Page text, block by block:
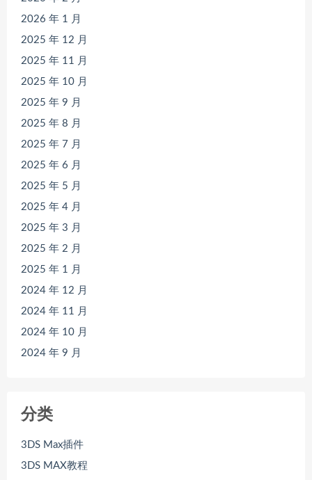
2026 年 1 月
2025 年 12 月
2025 年 11 月
2025 年 10 月
2025 年 9 月
2025 年 8 月
2025 年 7 月
2025 年 6 月
2025 年 5 月
2025 年 4 月
2025 年 3 月
2025 年 2 月
2025 年 1 月
2024 年 12 月
2024 年 11 月
2024 年 10 月
2024 年 9 月
分类
3DS Max插件
3DS MAX教程